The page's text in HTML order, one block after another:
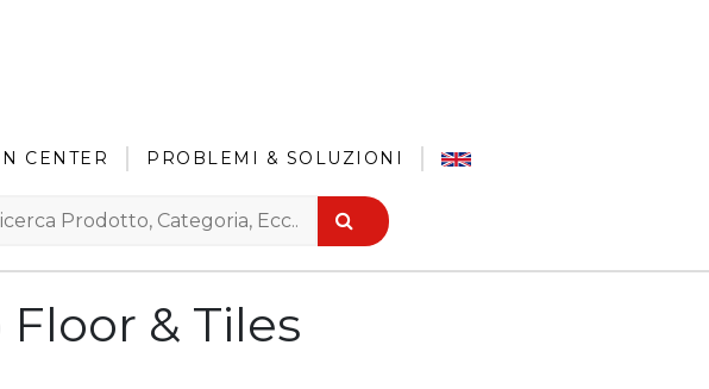
CENTER PROBLEMI & SOLUZIONI
& Tiles